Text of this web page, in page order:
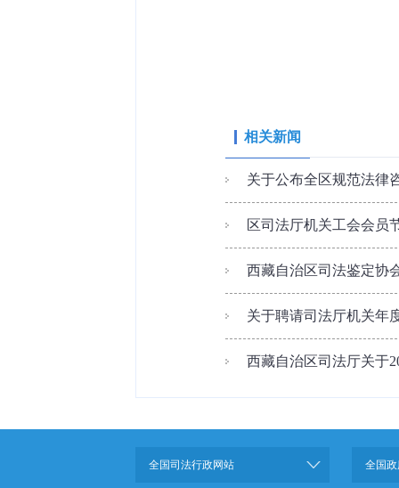
相关新闻
关于公布全区规范法律
区司法厅机关工会会员
西藏自治区司法鉴定协
关于聘请司法厅机关年
西藏自治区司法厅关于
全国司法行政网站 全国